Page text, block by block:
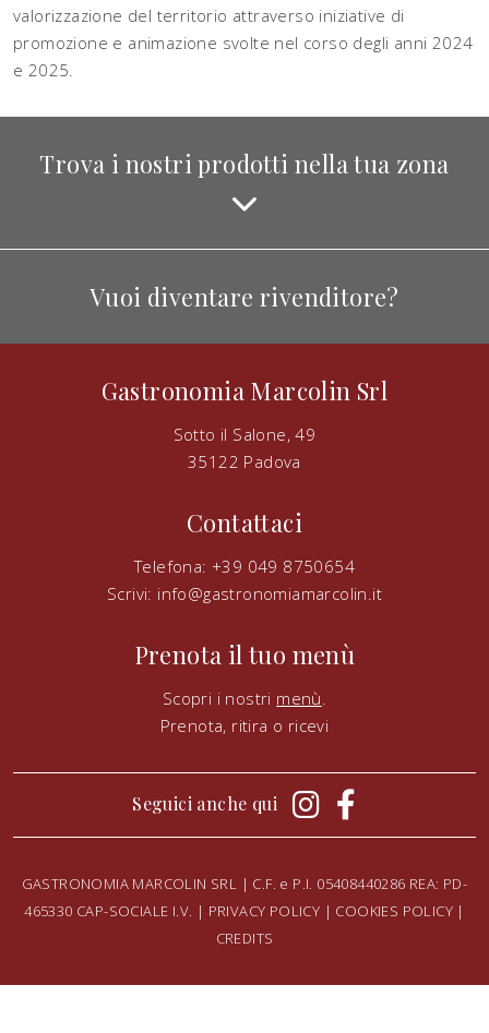
valorizzazione del territorio attraverso iniziative di
promozione e animazione svolte nel corso degli anni 2024
e 2025.
Trova i nostri prodotti nella tua zona
Vuoi diventare rivenditore?
Gastronomia Marcolin Srl
Sotto il Salone, 49
35122 Padova
Contattaci
Telefona: +39 049 8750654
Scrivi: info@gastronomiamarcolin.it
Prenota il tuo menù
Scopri i nostri menù
Prenota, ritira o ricevi
Seguici anche qui
GASTRONOMIA MARCOLIN SRL | C.F. e P.I. 05408440286 REA: PD-
465330 CAP-SOCIALE I.V. | PRIVACY POLICY | COOKIES POLICY |
CREDITS